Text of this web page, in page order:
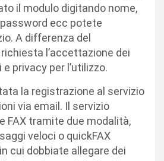
il modulo digitando nome,
ecc potete
A differenza del
l’accettazione dei
privacy per l’utilizzo.
la registrazione al servizio
via email. Il servizio
FAX tramite due modalità,
veloci o quickFAX
cui dobbiate allegare dei